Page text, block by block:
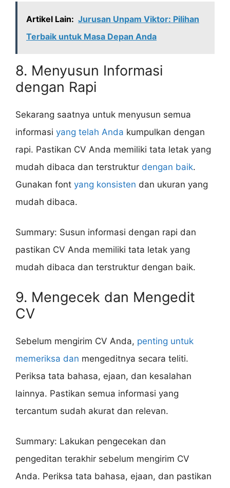
Artikel Lain: Jurusan Unpam Viktor: Pilihan
Terbaik untuk Masa Depan Anda
8. Menyusun Informasi
dengan Rapi
Sekarang saatnya untuk menyusun semua
informasi yang telah Anda kumpulkan dengan
rapi. Pastikan CV Anda memiliki tata letak yang
mudah dibaca dan terstruktur dengan baik.
Gunakan font yang konsisten dan ukuran yang
mudah dibaca.
Summary: Susun informasi dengan rapi dan
pastikan CV Anda memiliki tata letak yang
mudah dibaca dan terstruktur dengan baik.
9. Mengecek dan Mengedit
CV
Sebelum mengirim CV Anda, penting untuk
memeriksa dan mengeditnya secara teliti.
Periksa tata bahasa, ejaan, dan kesalahan
lainnya. Pastikan semua informasi yang
tercantum sudah akurat dan relevan.
Summary: Lakukan pengecekan dan
pengeditan terakhir sebelum mengirim CV
Anda. Periksa tata bahasa, ejaan, dan pastikan